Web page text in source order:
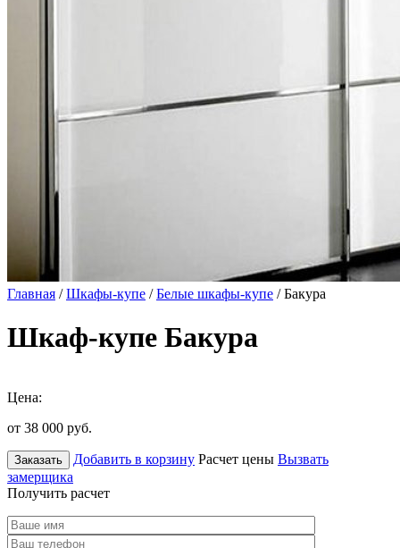
Главная /Шкафы-купе /Белые шкафы-купе / Бакура
Шкаф-купе Бакура
Цена:
от 38 000 руб.
Заказать Добавить в корзину Расчет цены Вызвать
замерщика
Получить расчет